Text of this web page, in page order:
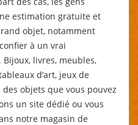
estimation gratuite et
objet, notamment
à un vrai
livres, meubles,
d’art, jeux de
objets que vous pouvez
un site dédié ou vous
notre magasin de